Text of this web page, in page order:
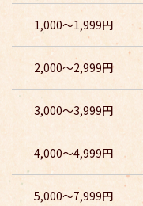
1,000〜1,999円
2,000〜2,999円
3,000〜3,999円
4,000〜4,999円
5,000〜7,999円